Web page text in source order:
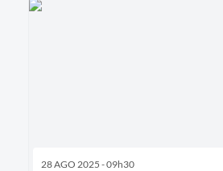
28 AGO 2025 - 09h30